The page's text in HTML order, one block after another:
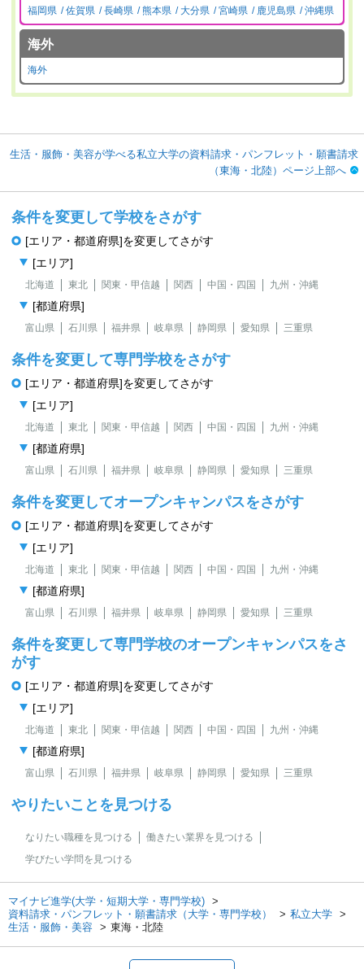
福岡県 佐賀県 長崎県 熊本県 大分県 宮崎県 鹿児島県 沖縄県
海外
海外
生活・服飾・美容が学べる私立大学の資料請求・パンフレット・願書請求
（東海・北陸）ページ上部へ
条件を変更して学校をさがす
[エリア・都道府県]を変更してさがす
[エリア]
北海道 東北 関東・甲信越 関西 中国・四国 九州・沖縄
[都道府県]
富山県 石川県 福井県 岐阜県 静岡県 愛知県 三重県
条件を変更して専門学校をさがす
[エリア・都道府県]を変更してさがす
[エリア]
北海道 東北 関東・甲信越 関西 中国・四国 九州・沖縄
[都道府県]
富山県 石川県 福井県 岐阜県 静岡県 愛知県 三重県
条件を変更してオープンキャンパスをさがす
[エリア・都道府県]を変更してさがす
[エリア]
北海道 東北 関東・甲信越 関西 中国・四国 九州・沖縄
[都道府県]
富山県 石川県 福井県 岐阜県 静岡県 愛知県 三重県
条件を変更して専門学校のオープンキャンパスをさ
がす
[エリア・都道府県]を変更してさがす
[エリア]
北海道 東北 関東・甲信越 関西 中国・四国 九州・沖縄
[都道府県]
富山県 石川県 福井県 岐阜県 静岡県 愛知県 三重県
やりたいことを見つける
なりたい職種を見つける
働きたい業界を見つける
学びたい学問を見つける
マイナビ進学(大学・短期大学・専門学校)
資料請求・パンフレット・願書請求（大学・専門学校）
私立大学
生活・服飾・美容
東海・北陸